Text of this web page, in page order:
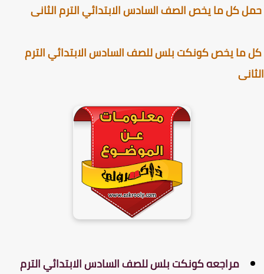
كل ما يخص الصف السادس الابتدائي الترم الثانى
يخص كونكت بلس للصف السادس الابتدائي الترم
مراجعه كونكت بلس للصف السادس الابتدائي الترم